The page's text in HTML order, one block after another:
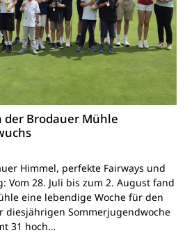
der Brodauer Mühle
Himmel, perfekte Fairways und
Vom 28. Juli bis zum 2. August fand
eine lebendige Woche für den
diesjährigen Sommerjugendwoche
31 hoch…